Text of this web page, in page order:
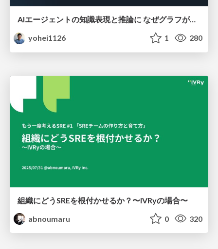
AIエージェントの知識表現と推論に なぜグラフが使われるのか - 記号的AIの復権とニューラルAIとの統合
yohei1126
1 280
組織にどうSREを根付かせるか？〜IVRyの場合〜
abnoumaru
0 320